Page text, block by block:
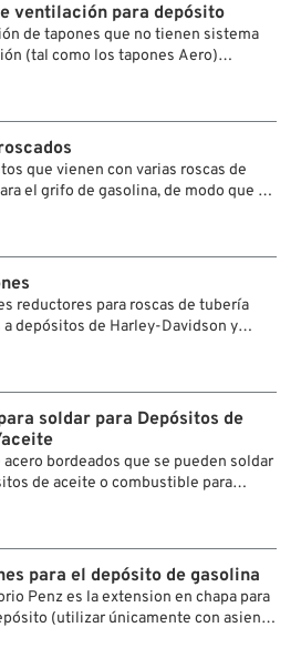
ventilación para depósito
de tapones que no tienen sistema
(tal como los tapones Aero)
el depósito separadamente. Esta
derrames y se cierra cuando la
Se puede instalar mediante una
o en un tapón soldado.
que vienen con varias roscas de
el grifo de gasolina, de modo que el
elegir la mejor posición. Las
de S&S Cycle tradicionalmente
roscas de entrada, pero solo se
La otra se cierra con un tapón ciego.
tienen una rosca cónica. Para
estanqueidad, se montan con unas
de roscas o con cinta de teflón.
reductores para roscas de tubería
depósitos de Harley-Davidson y
así como para muchas otras
Los grifos de gasolina con roscas
ejemplo, requieren más espacio.
es reducido, puede ser
utilizar un grifo más pequeño con
menor. Las
estadounidenses son siempre
diferencian de las europeas en el
ofrecemos aquí adaptadores
según la norma
soldar para Depósitos de
acero bordeados que se pueden soldar
de aceite o combustible para
o tapones de drenaje.
para el depósito de gasolina
Penz es la extension en chapa para
(utilizar únicamente con asiento